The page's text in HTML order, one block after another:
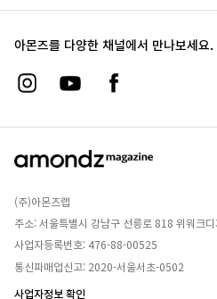
아몬즈를 다양한 채널에서 만나보세요.
(주)아몬즈랩
주소: 서울특별시 강남구 선릉로 818 위워크
사업자등록번호: 476-88-00525
통신파매업신고: 2020-서울서초-0502
사업자정보 확인